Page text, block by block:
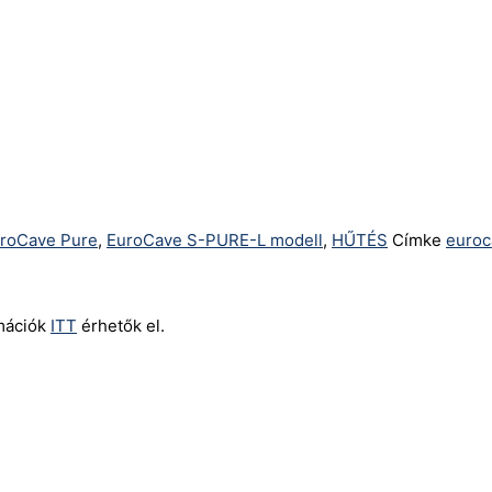
Pure, EuroCave S-PURE-L modell, HŰTÉS Címke
ITT érhetők el.